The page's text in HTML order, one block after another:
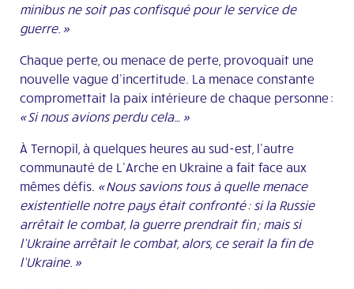
minibus ne soit pas confisqué pour le service de
guerre. »
Chaque perte, ou menace de perte, provoquait une
nouvelle vague d’incertitude. La menace constante
compromettait la paix intérieure de chaque personne :
« Si nous avions perdu cela… »
À Ternopil, à quelques heures au sud-est, l’autre
communauté de L’Arche en Ukraine a fait face aux
mêmes défis. « Nous savions tous à quelle menace
existentielle notre pays était confronté : si la Russie
arrêtait le combat, la guerre prendrait fin ; mais si
l’Ukraine arrêtait le combat, alors, ce serait la fin de
l’Ukraine. »